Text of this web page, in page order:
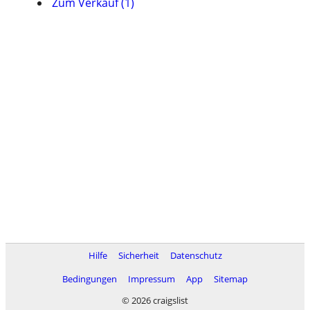
Hilfe Sicherheit
Datenschutz
Bedingungen
Impressum App
Sitemap
© 2026 craigslist